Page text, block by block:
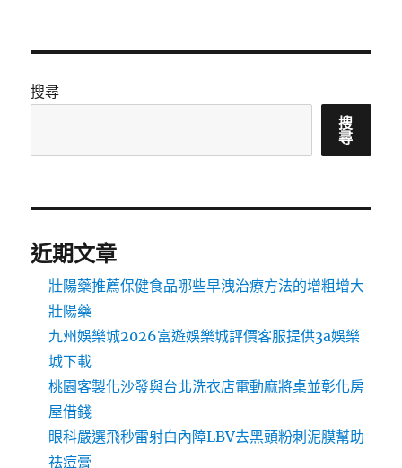
搜尋
搜
尋
近期文章
壯陽藥推薦保健食品哪些早洩治療方法的增粗增大
壯陽藥
九州娛樂城2026富遊娛樂城評價客服提供3a娛樂
城下載
桃園客製化沙發與台北洗衣店電動麻將桌並彰化房
屋借錢
眼科嚴選飛秒雷射白內障LBV去黑頭粉刺泥膜幫助
祛痘膏